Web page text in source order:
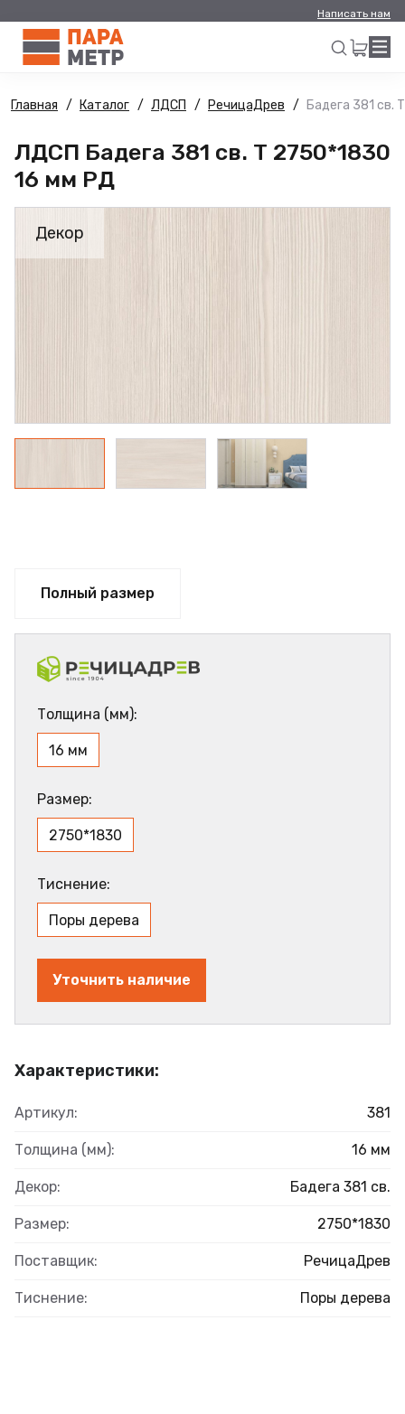
Написать нам
Искать
Главная Каталог ЛДСП РечицаДрев Бадега 381 св.
ЛДСП Бадега 381 св. Т 2750*1830
16 мм РД
Декор
Полный размер
Характеристики:
Артикул: 381
Толщина (мм): 16 мм
Декор: Бадега 381 св.
Размер: 2750*1830
Поставщик: РечицаДрев
Тиснение: Поры дерева
Толщина (мм):
16 мм
Размер:
2750*1830
Тиснение:
Поры дерева
Уточнить наличие